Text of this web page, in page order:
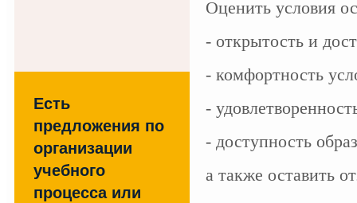
Есть
предложения по
организации
учебного
процесса или
Оценить условия
- открытость и
- комфортность
-
- доступность
а также оставить